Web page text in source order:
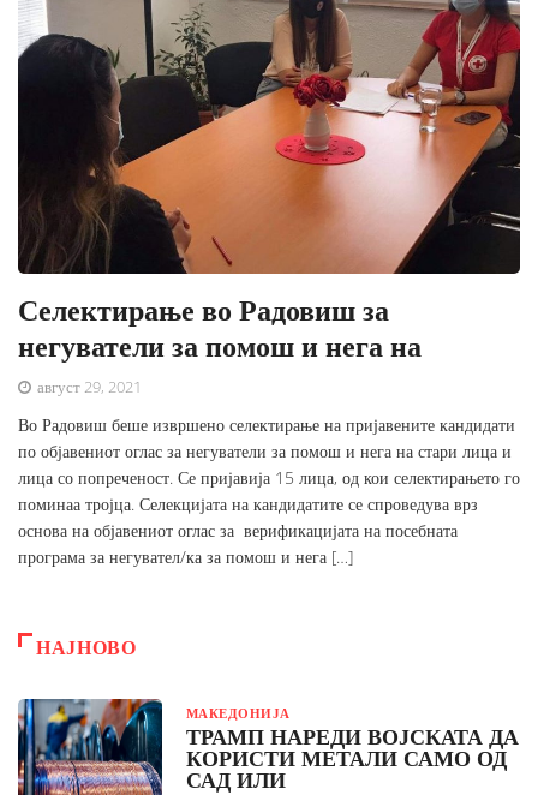
Селектирање во Радовиш за
негуватели за помош и нега на
август 29, 2021
Во Радовиш беше извршено селектирање на пријавените кандидати
по објавениот оглас за негуватели за помош и нега на стари лица и
лица со попреченост. Се пријавија 15 лица, од кои селектирањето го
поминаа тројца. Селекцијата на кандидатите се спроведува врз
основа на објавениот оглас за верификацијата на посебната
програма за негувател/ка за помош и нега […]
НАЈНОВО
МАКЕДОНИЈА
ТРАМП НАРЕДИ ВОЈСКАТА ДА
КОРИСТИ МЕТАЛИ САМО ОД
САД ИЛИ